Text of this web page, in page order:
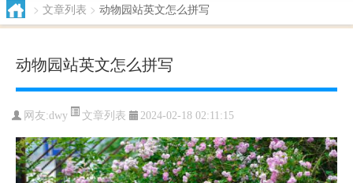
> 文章列表 > 动物园站英文怎么拼写
动物园站英文怎么拼写
网友:dwy 文章列表 2024-02-18 02:11:15